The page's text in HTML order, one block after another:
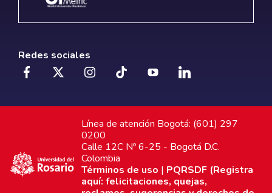
Redes sociales
Línea de atención Bogotá: (601) 297
0200
Calle 12C Nº 6-25 - Bogotá D.C.
Colombia
Términos de uso | PQRSDF (Registra
aquí: felicitaciones, quejas,